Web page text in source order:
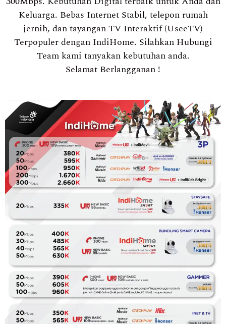
Keluarga. Bebas Internet Stabil, telepon rumah
jernih, dan tayangan TV Interaktif (UseeTV)
Terpopuler dengan IndiHome. Silahkan Hubungi
Team kami tanyakan kebutuhan anda.
Selamat Berlangganan !